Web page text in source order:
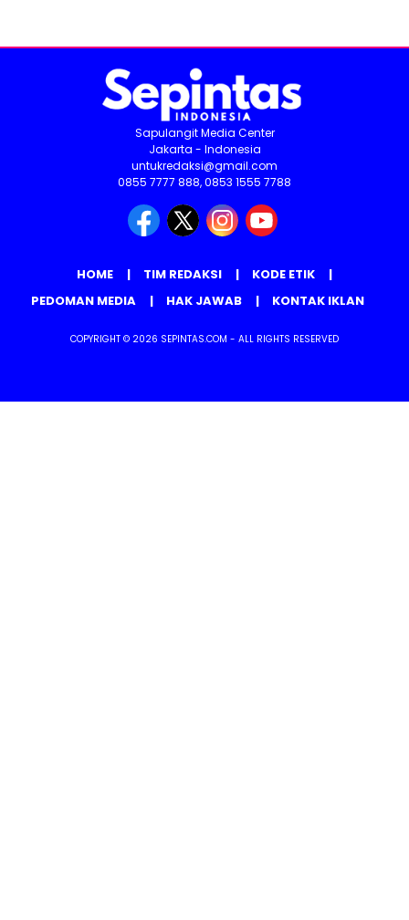
Sapulangit Media Center
Jakarta - Indonesia
untukredaksi@gmail.com
0855 7777 888, 0853 1555 7788
HOME TIM REDAKSI
KODE ETIK
PEDOMAN MEDIA
HAK JAWAB KONTAK IKLAN
COPYRIGHT © 2026 SEPINTAS.COM - ALL RIGHTS RESERVED